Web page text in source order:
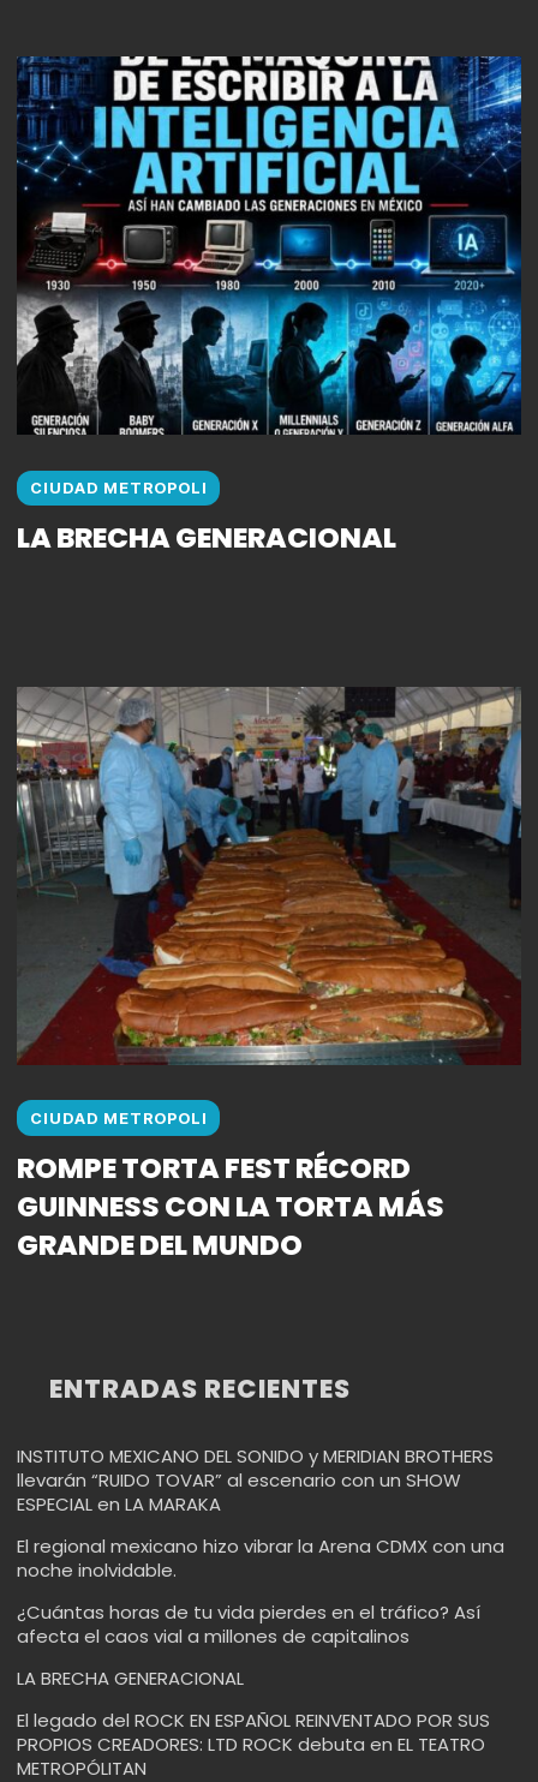
CIUDAD METROPOLI
LA BRECHA GENERACIONAL
CIUDAD METROPOLI
ROMPE TORTA FEST RÉCORD
GUINNESS CON LA TORTA MÁS
GRANDE DEL MUNDO
ENTRADAS RECIENTES
INSTITUTO MEXICANO DEL SONIDO y MERIDIAN BROTHERS
llevarán “RUIDO TOVAR” al escenario con un SHOW
ESPECIAL en LA MARAKA
El regional mexicano hizo vibrar la Arena CDMX con una
noche inolvidable.
¿Cuántas horas de tu vida pierdes en el tráfico? Así
afecta el caos vial a millones de capitalinos
LA BRECHA GENERACIONAL
El legado del ROCK EN ESPAÑOL REINVENTADO POR SUS
PROPIOS CREADORES: LTD ROCK debuta en EL TEATRO
METROPÓLITAN